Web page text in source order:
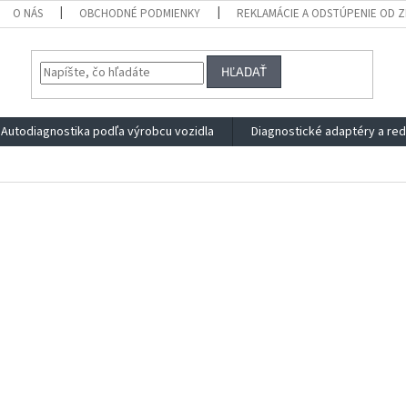
O NÁS OBCHODNÉ PODMIENKY REKLAMÁCIE A ODSTÚPENIE OD
HĽADAŤ
Autodiagnostika podľa výrobcu vozidla Diagnostické adaptéry a